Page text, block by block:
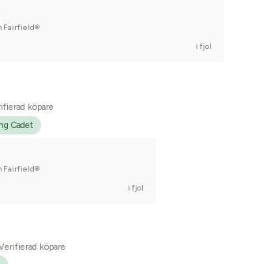
Fairfield®
i fjol
köpare
Cadet
Fairfield®
i fjol
köpare